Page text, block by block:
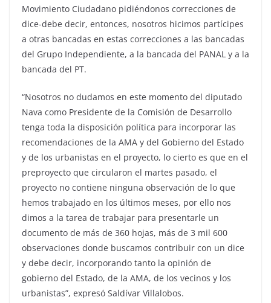
Movimiento Ciudadano pidiéndonos correcciones de
dice-debe decir, entonces, nosotros hicimos partícipes
a otras bancadas en estas correcciones a las bancadas
del Grupo Independiente, a la bancada del PANAL y a la
bancada del PT.
“Nosotros no dudamos en este momento del diputado
Nava como Presidente de la Comisión de Desarrollo
tenga toda la disposición política para incorporar las
recomendaciones de la AMA y del Gobierno del Estado
y de los urbanistas en el proyecto, lo cierto es que en el
preproyecto que circularon el martes pasado, el
proyecto no contiene ninguna observación de lo que
hemos trabajado en los últimos meses, por ello nos
dimos a la tarea de trabajar para presentarle un
documento de más de 360 hojas, más de 3 mil 600
observaciones donde buscamos contribuir con un dice
y debe decir, incorporando tanto la opinión de
gobierno del Estado, de la AMA, de los vecinos y los
urbanistas”, expresó Saldívar Villalobos.